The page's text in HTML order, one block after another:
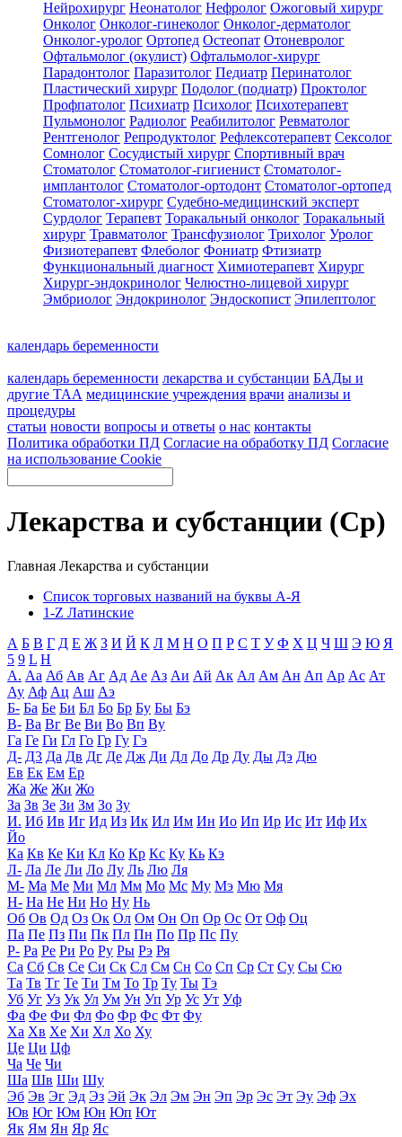
Нейрохирург Неонатолог Нефролог Ожоговый хирург
Онколог Онколог-гинеколог Онколог-дерматолог
Онколог-уролог Ортопед Остеопат Отоневролог
Офтальмолог (окулист) Офтальмолог-хирург
Парадонтолог Паразитолог Педиатр Перинатолог
Пластический хирург Подолог (подиатр) Проктолог
Профпатолог Психиатр Психолог Психотерапевт
Пульмонолог Радиолог Реабилитолог Ревматолог
Рентгенолог Репродуктолог Рефлексотерапевт Сексолог
Сомнолог Сосудистый хирург Спортивный врач
Стоматолог Стоматолог-гигиенист Стоматолог-
имплантолог Стоматолог-ортодонт Стоматолог-ортопед
Стоматолог-хирург Судебно-медицинский эксперт
Сурдолог Терапевт Торакальный онколог Торакальный
хирург Травматолог Трансфузиолог Трихолог Уролог
Физиотерапевт Флеболог Фониатр Фтизиатр
Функциональный диагност Химиотерапевт Хирург
Хирург-эндокринолог Челюстно-лицевой хирург
Эмбриолог Эндокринолог Эндоскопист Эпилептолог
календарь беременности
календарь беременности лекарства и субстанции БАДы и
другие ТАА медицинские учреждения врачи анализы и
процедуры
статьи новости вопросы и ответы о нас контакты
Политика обработки ПД Согласие на обработку ПД Согласие
на использование Cookie
Лекарства и субстанции (Ср)
Главная Лекарства и субстанции
Список торговых названий на буквы А-Я
1-Z Латинские
А Б В Г Д Е Ж З И Й К Л М Н О П Р С Т У Ф Х Ц Ч Ш Э Ю Я
5 9 L H
А. Аа Аб Ав Аг Ад Ае Аз Аи Ай Ак Ал Ам Ан Ап Ар Ас Ат
Ау Аф Ац Аш Аэ
Б- Ба Бе Би Бл Бо Бр Бу Бы Бэ
В- Ва Вг Ве Ви Во Вп Ву
Га Ге Ги Гл Го Гр Гу Гэ
Д- Д3 Да Дв Дг Де Дж Ди Дл До Др Ду Ды Дэ Дю
Ев Ек Ем Ер
Жа Же Жи Жо
За Зв Зе Зи Зм Зо Зу
И. Иб Ив Иг Ид Из Ик Ил Им Ин Ио Ип Ир Ис Ит Иф Их
Йо
Ка Кв Ке Ки Кл Ко Кр Кс Ку Кь Кэ
Л- Ла Ле Ли Ло Лу Ль Лю Ля
М- Ма Ме Ми Мл Мм Мо Мс Му Мэ Мю Мя
Н- На Не Ни Но Ну Нь
Об Ов Од Оз Ок Ол Ом Он Оп Ор Ос От Оф Оц
Па Пе Пз Пи Пк Пл Пн По Пр Пс Пу
Р- Ра Ре Ри Ро Ру Ры Рэ Ря
Са Сб Св Се Си Ск Сл См Сн Со Сп Ср Ст Су Сы Сю
Та Тв Тг Те Ти Тм То Тр Ту Ты Тэ
Уб Уг Уз Ук Ул Ум Ун Уп Ур Ус Ут Уф
Фа Фе Фи Фл Фо Фр Фс Фт Фу
Ха Хв Хе Хи Хл Хо Ху
Це Ци Цф
Ча Че Чи
Ша Шв Ши Шу
Эб Эв Эг Эд Эз Эй Эк Эл Эм Эн Эп Эр Эс Эт Эу Эф Эх
Юв Юг Юм Юн Юп Ют
Як Ям Ян Яр Яс